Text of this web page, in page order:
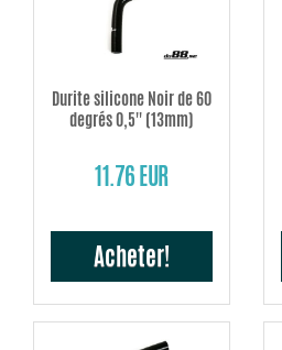
Durite silicone Noir de 60
degrés 0,5'' (13mm)
11.76 EUR
Acheter!